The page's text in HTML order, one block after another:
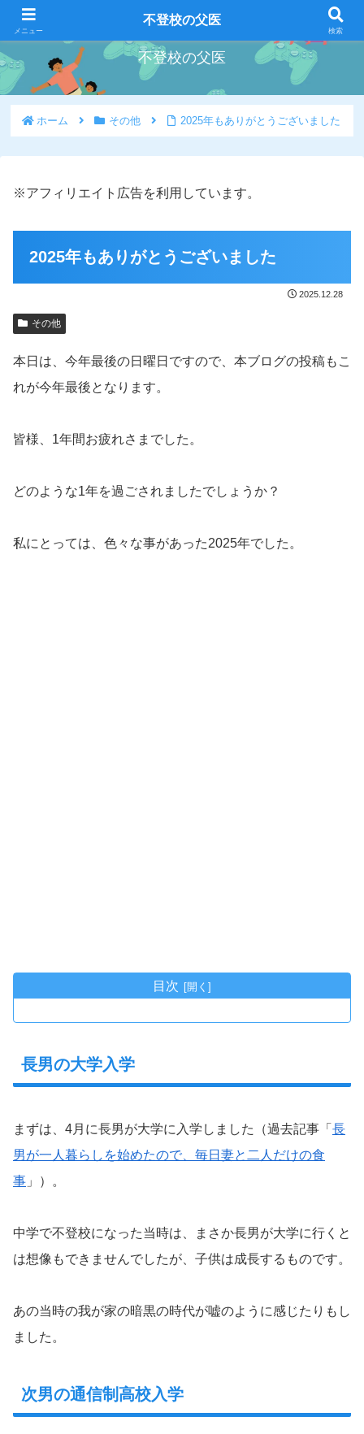
好きな事を好きな時にやろう
不登校の父医
ホーム その他 2025年もありがとうございました
※アフィリエイト広告を利用しています。
2025年もありがとうございました
2025.12.28
その他
本日は、今年最後の日曜日ですので、本ブログの投稿もこ
れが今年最後となります。
皆様、1年間お疲れさまでした。
どのような1年を過ごされましたでしょうか？
私にとっては、色々な事があった2025年でした。
目次
長男の大学入学
まずは、4月に長男が大学に入学しました（過去記事「 長
男が一人暮らしを始めたので、毎日妻と二人だけの食
事 」）。
中学で不登校になった当時は、まさか長男が大学に行くと
は想像もできませんでしたが、子供は成長するものです。
あの当時の我が家の暗黒の時代が嘘のように感じたりもし
ました。
次男の通信制高校入学
メニュー
不登校の父医
検索